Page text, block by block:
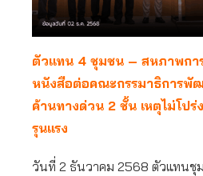
ตัวแทน 4 ชุมชน – สหภาพกา
หนังสือต่อคณะกรรมาธิการพั
ค้านทางด่วน 2 ชั้น เหตุไม่โปร่
รุนแรง
วันที่ 2 ธันวาคม 2568 ตัวแทนชุ